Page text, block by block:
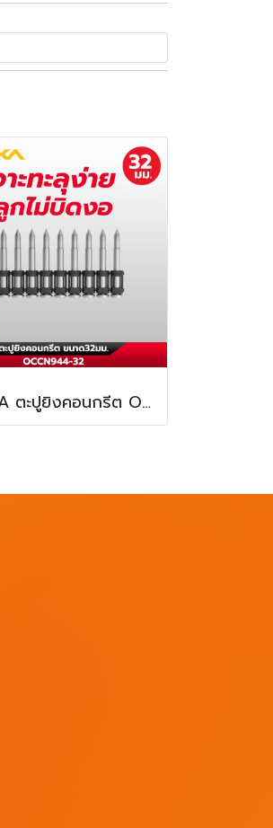
OSUKA ตะปูยิงคอนกรีต OCCN944-32 ทนทานต่อการกัดกร่อน